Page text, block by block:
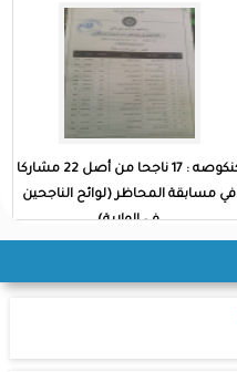
كنكوصه : 17 ناجحا من أصل 22 مشاركا
في مسابقة المحاظر (لوائح الناجحين
في الولاية)